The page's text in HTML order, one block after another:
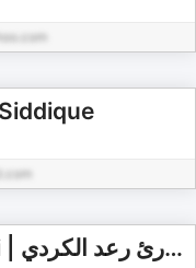
Sheikh Raad Al Kurdi | القارئ رعد الكردي